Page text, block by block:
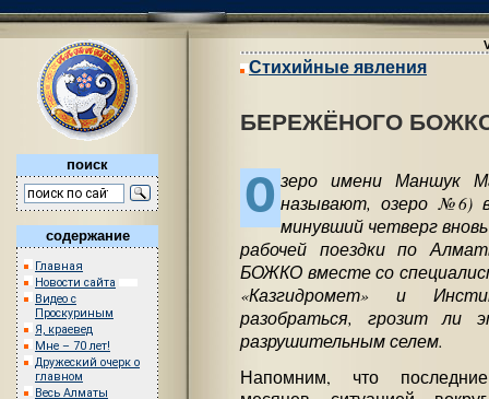
поиск
содержание
Главная
Новости сайта
Видео с
Проскуриным
Я, краевед
Мне – 70 лет!
Дружеский очерк о
главном
Весь Алматы
Стихийные явления
БЕРЕЖЁНОГО
О зеро имени Маншук
называют, озеро №6)
минувший четверг
рабочей поездки по
БОЖКО вместе со
«Казгидромет» и
разобраться, грозит ли
разрушительным селем.
Напомним, что